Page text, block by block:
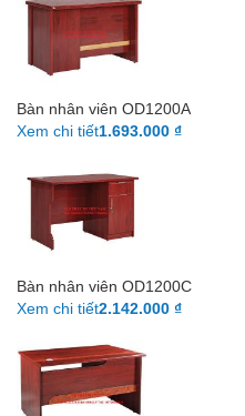
Bàn nhân viên OD1200A
Xem chi tiết1.693.000 ₫
Bàn nhân viên OD1200C
Xem chi tiết2.142.000 ₫